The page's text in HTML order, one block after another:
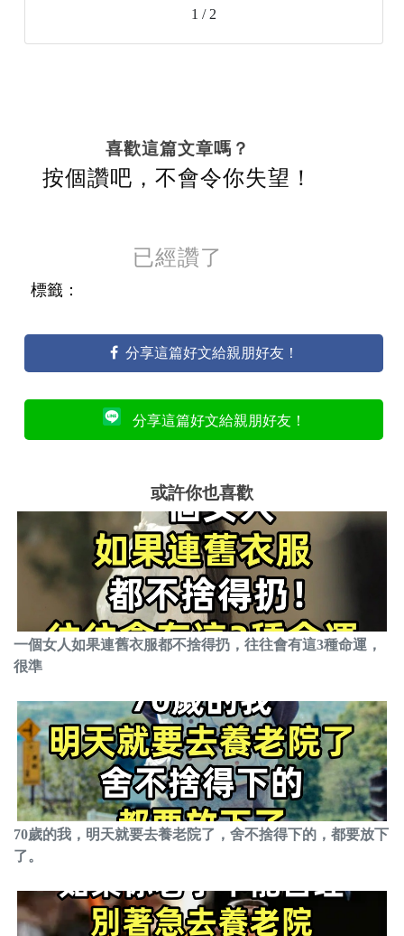
1 / 2
喜歡這篇文章嗎？
按個讚吧，不會令你失望！
已經讚了
標籤：
分享這篇好文給親朋好友！
分享這篇好文給親朋好友！
或許你也喜歡
一個女人如果連舊衣服都不捨得扔，往往會有這3種命運，
很準
70歲的我，明天就要去養老院了，舍不捨得下的，都要放下
了。